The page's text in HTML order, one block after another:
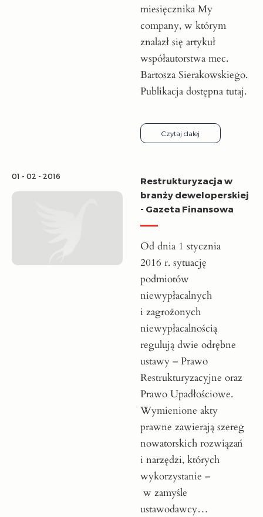
miesięcznika My
company, w którym
znalazł się artykuł
współautorstwa mec.
Bartosza Sierakowskiego.
Publikacja dostępna tutaj.
Czytaj dalej
01 - 02 - 2016
Re­struk­tu­ry­za­cja w
bran­ży de­we­lo­per­skiej
- Gazeta Finansowa
Od dnia 1 stycznia
2016 r. sytuację
podmiotów
niewypłacalnych
i zagrożonych
niewypłacalnością
regulują dwie odrębne
ustawy – Prawo
Restrukturyzacyjne oraz
Prawo Upadłościowe.
Wymienione akty
prawne zawierają szereg
nowatorskich rozwiązań
i narzędzi, których
wykorzystanie –
w zamyśle
ustawodawcy…